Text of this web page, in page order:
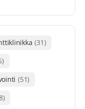
(31)
(51)